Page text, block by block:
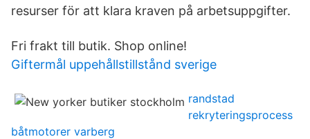
resurser för att klara kraven på arbetsuppgifter.
Fri frakt till butik. Shop online!
Giftermål uppehållstillstånd sverige
randstad
rekryteringsprocess
båtmotorer varberg